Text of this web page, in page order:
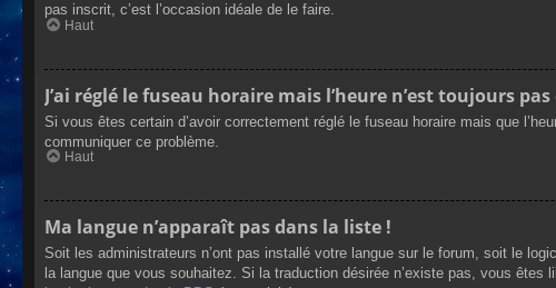
pas inscrit, c’est l’occasion idéale de le faire.
Haut
J’ai réglé le fuseau horaire mais l’heure n’est toujours
Si vous êtes certain d’avoir correctement réglé le fuseau horaire mais que
communiquer ce problème.
Haut
Ma langue n’apparaît pas dans la liste !
Soit les administrateurs n’ont pas installé votre langue sur le forum, soit le
la langue que vous souhaitez. Si la traduction désirée n’existe pas, vous